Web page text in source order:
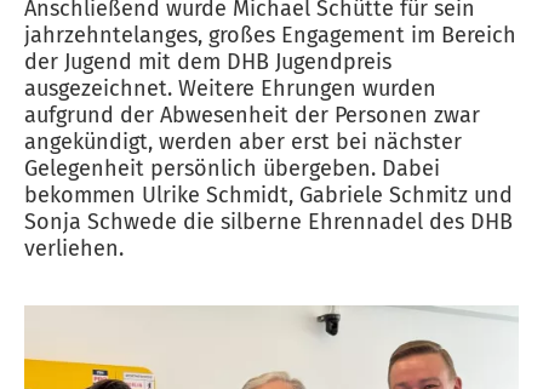
Anschließend wurde Michael Schütte für sein
jahrzehntelanges, großes Engagement im Bereich
der Jugend mit dem DHB Jugendpreis
ausgezeichnet. Weitere Ehrungen wurden
aufgrund der Abwesenheit der Personen zwar
angekündigt, werden aber erst bei nächster
Gelegenheit persönlich übergeben. Dabei
bekommen Ulrike Schmidt, Gabriele Schmitz und
Sonja Schwede die silberne Ehrennadel des DHB
verliehen.